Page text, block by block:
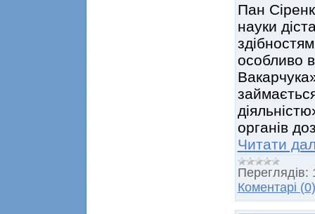
Пан
науки
особливо
органів
Читати
Переглядів:
Коментарі (0)